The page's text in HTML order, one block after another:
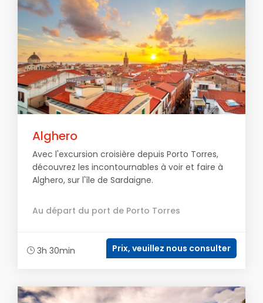
Alghero
Avec l'excursion croisière depuis Porto Torres,
découvrez les incontournables à voir et faire à
Alghero, sur l'île de Sardaigne.
Au départ du port de Porto Torres
3h 30min Prix, veuillez nous consulter